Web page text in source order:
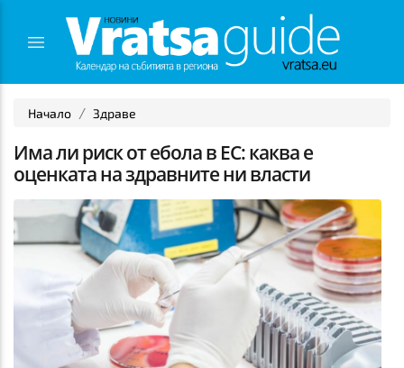
Начало Здраве
Има ли риск от ебола в ЕС: каква е
оценката на здравните ни власти